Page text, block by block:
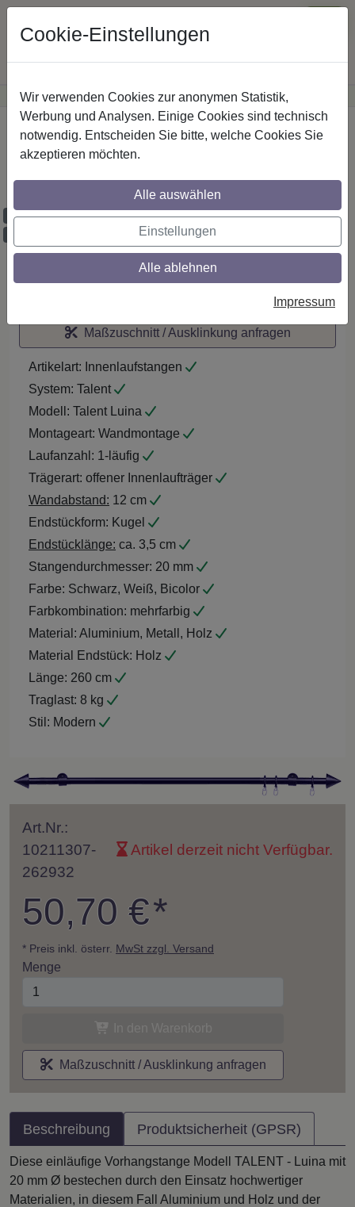
Günstige Versandkosteninnerhalb Österreichs· Sichere Zahlung
Startseite
IL-Stilg. 20 mm 1-lfg. Talent Luina 260 cm
Schwarz/Weiß
Maßzuschnitt möglich
Maßzuschnitt / Ausklinkung anfragen
Artikelart: Innenlaufstangen
System: Talent
Modell: Talent Luina
Montageart: Wandmontage
Laufanzahl: 1-läufig
Trägerart: offener Innenlaufträger
Wandabstand: 12 cm
Endstückform: Kugel
Endstücklänge: ca. 3,5 cm
Stangendurchmesser: 20 mm
Farbe: Schwarz, Weiß, Bicolor
Farbkombination: mehrfarbig
Material: Aluminium, Metall, Holz
Material Endstück: Holz
Länge: 260 cm
Traglast: 8 kg
Stil: Modern
Art.Nr.:
10211307-
262932
Artikel derzeit nicht Verfügbar.
50,70 €*
* Preis inkl. österr. MwSt zzgl. Versand
Menge
Maßzuschnitt / Ausklinkung anfragen
Beschreibung Produktsicherheit (GPSR)
Diese einläufige Vorhangstange Modell TALENT - Luina mit
20 mm Ø bestechen durch den Einsatz hochwertiger
Materialien, in diesem Fall Aluminium und Holz und der
Cookie-Einstellungen
Wir verwenden Cookies zur anonymen Statistik,
Werbung und Analysen. Einige Cookies sind technisch
notwendig. Entscheiden Sie bitte, welche Cookies Sie
akzeptieren möchten.
Alle auswählen
Einstellungen
Alle ablehnen
Impressum